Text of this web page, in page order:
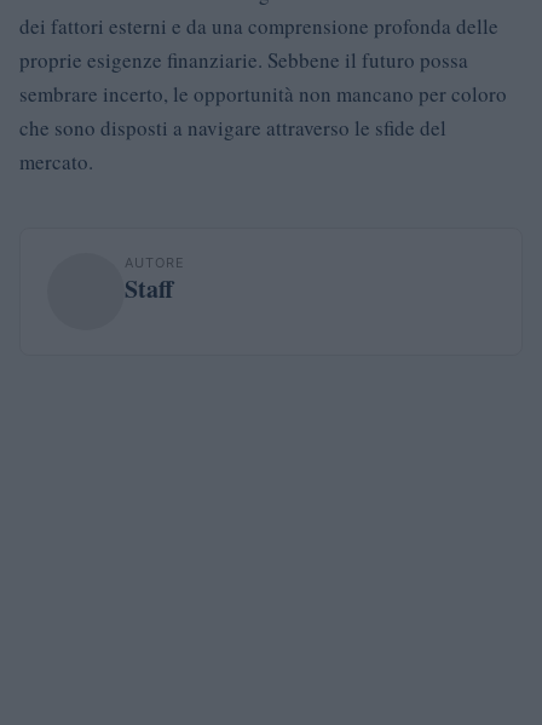
dei fattori esterni e da una comprensione profonda delle
proprie esigenze finanziarie. Sebbene il futuro possa
sembrare incerto, le opportunità non mancano per coloro
che sono disposti a navigare attraverso le sfide del
mercato.
AUTORE
Staff